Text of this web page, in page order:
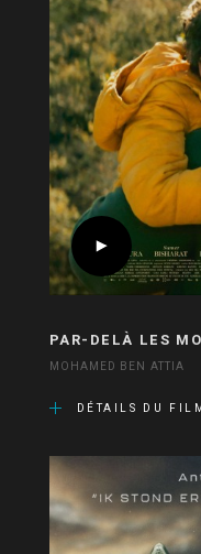
PAR-DELÀ LES
MOHAMED BEN ATTIA
DÉTAILS DU